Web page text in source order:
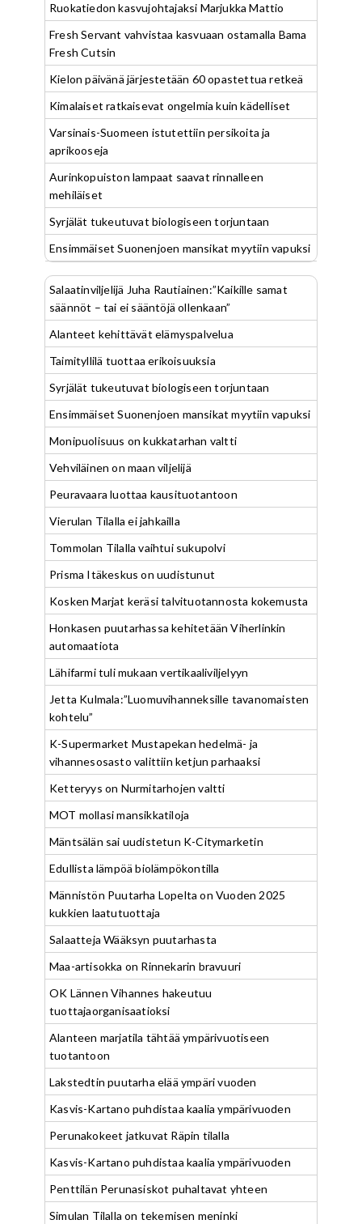
Ruokatiedon kasvujohtajaksi Marjukka Mattio
Fresh Servant vahvistaa kasvuaan ostamalla Bama
Fresh Cutsin
Kielon päivänä järjestetään 60 opastettua retkeä
Kimalaiset ratkaisevat ongelmia kuin kädelliset
Varsinais-Suomeen istutettiin persikoita ja
aprikooseja
Aurinkopuiston lampaat saavat rinnalleen
mehiläiset
Syrjälät tukeutuvat biologiseen torjuntaan
Ensimmäiset Suonenjoen mansikat myytiin vapuksi
Salaatinviljelijä Juha Rautiainen:”Kaikille samat
säännöt – tai ei sääntöjä ollenkaan”
Alanteet kehittävät elämyspalvelua
Taimityllilä tuottaa erikoisuuksia
Syrjälät tukeutuvat biologiseen torjuntaan
Ensimmäiset Suonenjoen mansikat myytiin vapuksi
Monipuolisuus on kukkatarhan valtti
Vehviläinen on maan viljelijä
Peuravaara luottaa kausituotantoon
Vierulan Tilalla ei jahkailla
Tommolan Tilalla vaihtui sukupolvi
Prisma Itäkeskus on uudistunut
Kosken Marjat keräsi talvituotannosta kokemusta
Honkasen puutarhassa kehitetään Viherlinkin
automaatiota
Lähifarmi tuli mukaan vertikaaliviljelyyn
Jetta Kulmala:”Luomuvihanneksille tavanomaisten
kohtelu”
K-Supermarket Mustapekan hedelmä- ja
vihannesosasto valittiin ketjun parhaaksi
Ketteryys on Nurmitarhojen valtti
MOT mollasi mansikkatiloja
Mäntsälän sai uudistetun K-Citymarketin
Edullista lämpöä biolämpökontilla
Männistön Puutarha Lopelta on Vuoden 2025
kukkien laatutuottaja
Salaatteja Wääksyn puutarhasta
Maa-artisokka on Rinnekarin bravuuri
OK Lännen Vihannes hakeutuu
tuottajaorganisaatioksi
Alanteen marjatila tähtää ympärivuotiseen
tuotantoon
Lakstedtin puutarha elää ympäri vuoden
Kasvis-Kartano puhdistaa kaalia ympärivuoden
Perunakokeet jatkuvat Räpin tilalla
Kasvis-Kartano puhdistaa kaalia ympärivuoden
Penttilän Perunasiskot puhaltavat yhteen
Simulan Tilalla on tekemisen meninki